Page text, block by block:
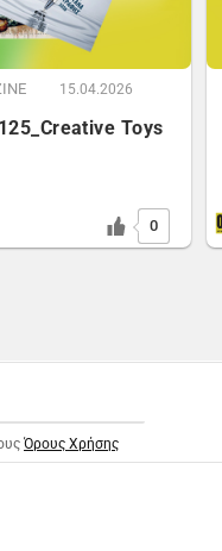
15.04.2026
Toys
0
Όρους Χρήσης